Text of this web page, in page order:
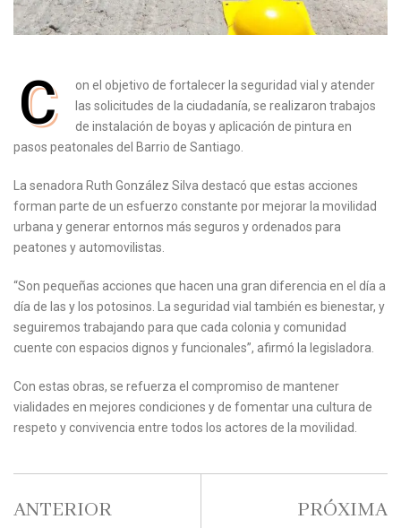
C
on el objetivo de fortalecer la seguridad vial y atender
las solicitudes de la ciudadanía, se realizaron trabajos
de instalación de boyas y aplicación de pintura en
pasos peatonales del Barrio de Santiago.
La senadora Ruth González Silva destacó que estas acciones
forman parte de un esfuerzo constante por mejorar la movilidad
urbana y generar entornos más seguros y ordenados para
peatones y automovilistas.
“Son pequeñas acciones que hacen una gran diferencia en el día a
día de las y los potosinos. La seguridad vial también es bienestar, y
seguiremos trabajando para que cada colonia y comunidad
cuente con espacios dignos y funcionales”, afirmó la legisladora.
Con estas obras, se refuerza el compromiso de mantener
vialidades en mejores condiciones y de fomentar una cultura de
respeto y convivencia entre todos los actores de la movilidad.
ANTERIOR PRÓXIMA